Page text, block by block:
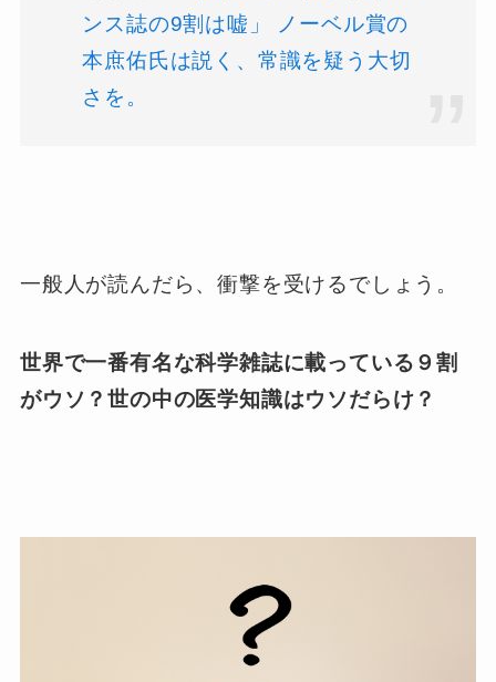
ンス誌の9割は嘘」 ノーベル賞の
本庶佑氏は説く、常識を疑う大切
さを。
一般人が読んだら、衝撃を受けるでしょう。
世界で一番有名な科学雑誌に載っている９割
がウソ？世の中の医学知識はウソだらけ？